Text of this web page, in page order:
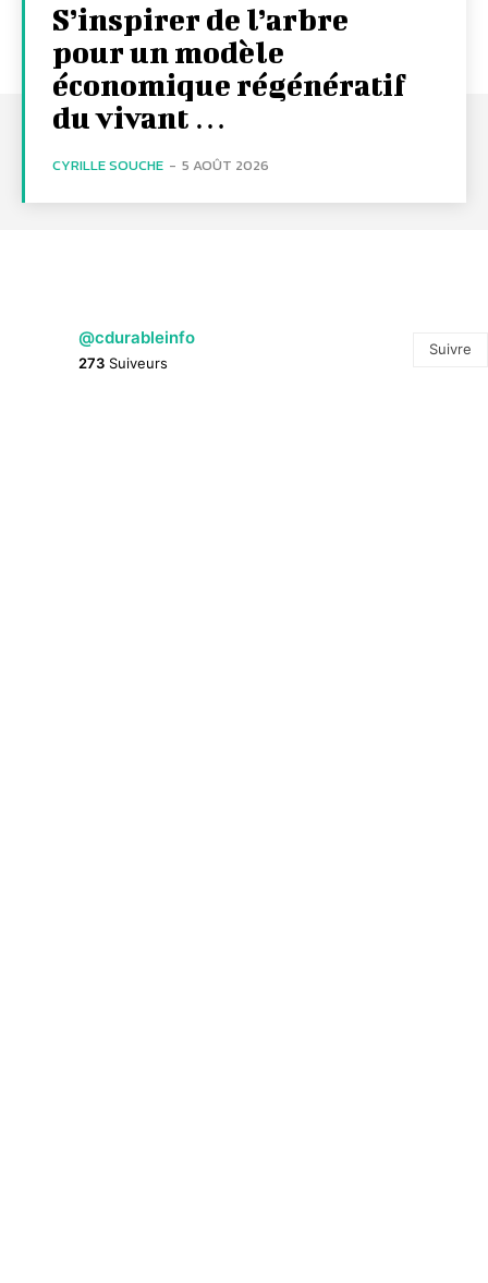
S’inspirer de l’arbre
pour un modèle
économique régénératif
du vivant …
CYRILLE SOUCHE - 5 AOÛT 2026
@cdurableinfo
273 Suiveurs
Suivre